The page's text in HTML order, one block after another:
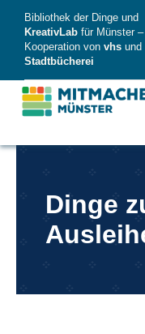
content
Bibliothek der Dinge und
KreativLab für Münster –
Kooperation von vhs und
Stadtbücherei
DingeDinge